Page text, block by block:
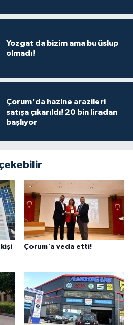
Yozgat da bizim ama bu üslup
olmadı!
Çorum'da hazine arazileri
satışa çıkarıldı! 20 bin liradan
başlıyor
Çorum'a veda etti!